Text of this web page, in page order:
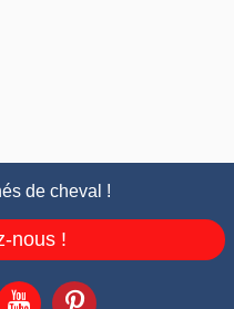
de cheval !
nous !